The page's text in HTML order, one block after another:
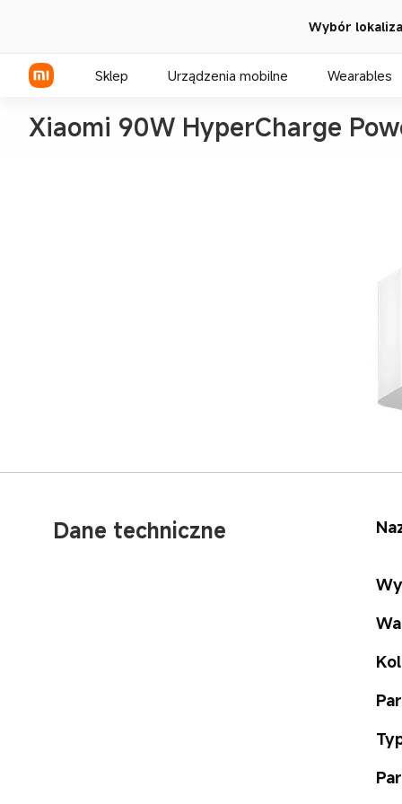
Wybór
Sklep Urządzenia mobilne Wearables
Xiaomi 90W HyperCharge
Dane techniczne